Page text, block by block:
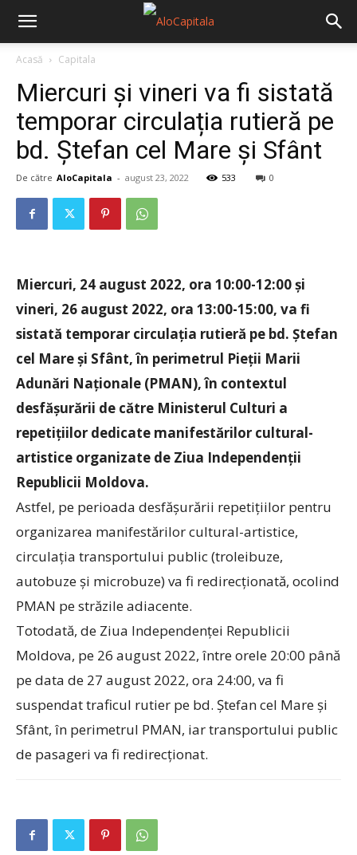
Acasă Capitala
Miercuri și vineri va fi sistată
temporar circulația rutieră pe
bd. Ștefan cel Mare și Sfânt
De către AloCapitala - august 23, 2022 533 0
Miercuri, 24 august 2022, ora 10:00-12:00 și
vineri, 26 august 2022, ora 13:00-15:00, va fi
sistată temporar circulația rutieră pe bd. Ștefan
cel Mare și Sfânt, în perimetrul Pieții Marii
Adunări Naționale (PMAN), în contextul
desfășurării de către Ministerul Culturi a
repetițiilor dedicate manifestărilor cultural-
artistice organizate de Ziua Independenții
Republicii Moldova.
Astfel, pe perioada desfășurării repetițiilor pentru
organizarea manifestărilor cultural-artistice,
circulația transportului public (troleibuze,
autobuze și microbuze) va fi redirecționată, ocolind
PMAN pe străzile adiacente.
Totodată, de Ziua Independenţei Republicii
Moldova, pe 26 august 2022, între orele 20:00 până
pe data de 27 august 2022, ora 24:00, va fi
suspendat traficul rutier pe bd. Ştefan cel Mare şi
Sfânt, în perimetrul PMAN, iar transportului public
de pasageri va fi redirecționat.